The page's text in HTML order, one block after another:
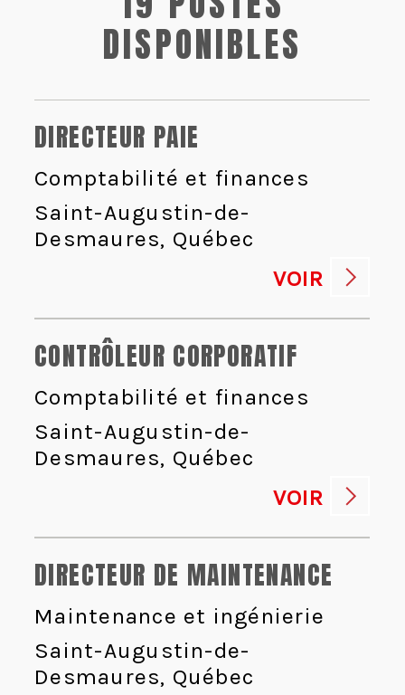
DISPONIBLES
DIRECTEUR PAIE
Comptabilité et finances
Saint-Augustin-de-
Desmaures, Québec
VOIR
CONTRÔLEUR CORPORATIF
Comptabilité et finances
Saint-Augustin-de-
Desmaures, Québec
VOIR
DIRECTEUR DE MAINTENANCE
Maintenance et ingénierie
Saint-Augustin-de-
Desmaures, Québec